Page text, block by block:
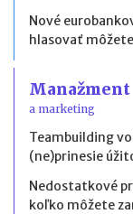
Nové
hlasovať
Manažment
a marketing
Teambuilding
(ne)prinesie
Nedostatkové
koľko môžete